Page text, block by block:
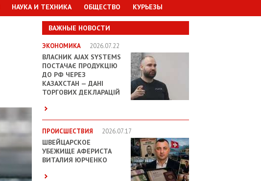
НАУКА И ТЕХНИКА ОБЩЕСТВО КУРЬЕЗЫ
ВАЖНЫЕ НОВОСТИ
ЭКОНОМИКА 2026.07.22
ВЛАСНИК AJAX SYSTEMS
ПОСТАЧАЄ ПРОДУКЦІЮ
ДО РФ ЧЕРЕЗ
КАЗАХСТАН — ДАНІ
ТОРГОВИХ ДЕКЛАРАЦІЙ
ПРОИСШЕСТВИЯ 2026.07.17
ШВЕЙЦАРСКОЕ
УБЕЖИЩЕ АФЕРИСТА
ВИТАЛИЯ ЮРЧЕНКО